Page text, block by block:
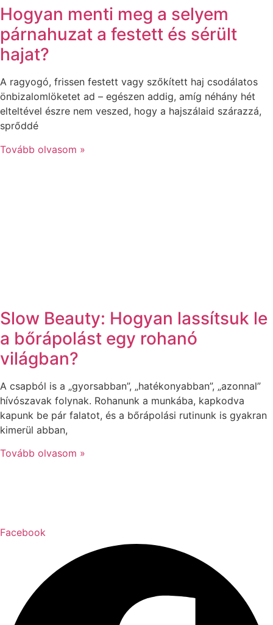
Hogyan menti meg a selyem
párnahuzat a festett és sérült
hajat?
A ragyogó, frissen festett vagy szőkített haj csodálatos
önbizalomlöketet ad – egészen addig, amíg néhány hét
elteltével észre nem veszed, hogy a hajszálaid szárazzá,
sprőddé
Tovább olvasom »
Slow Beauty: Hogyan lassítsuk le
a bőrápolást egy rohanó
világban?
A csapból is a „gyorsabban”, „hatékonyabban”, „azonnal”
hívószavak folynak. Rohanunk a munkába, kapkodva
kapunk be pár falatot, és a bőrápolási rutinunk is gyakran
kimerül abban,
Tovább olvasom »
Facebook